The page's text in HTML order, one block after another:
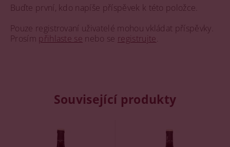
Buďte první, kdo napíše příspěvek k této položce.
Pouze registrovaní uživatelé mohou vkládat příspěvky.
Prosím přihlaste se nebo se registrujte
Související produkty